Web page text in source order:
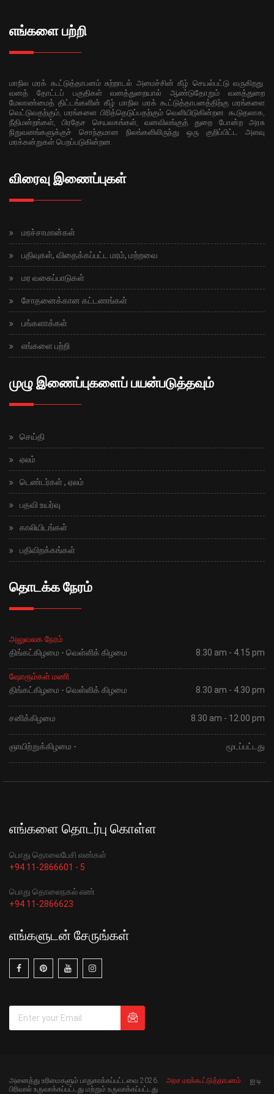
எங்களை பற்றி
மாநில மரக் கூட்டுத்தாபனம் சுற்றாடல் அமைச்சின் கீழ் செயல்பட்டு வருகிறது.
வனத் தோட்டப் பகுதிகள் வனத்துறையால் ஆண்டுதோறும் வனத்துறை
மேலாண்மைத் திட்டங்களின் கீழ் மாநில மரக் கூட்டுத்தாபனத்திற்கு மரங்களை
வெட்டுவதற்கும், மரங்களை பிரித்தெடுப்பதற்கும் வெளியிடுகின்றன. கூடுதலாக,
நீதிமன்றங்கள், பிரதேச செயலகங்கள், வனவிலங்குத் துறை போன்ற அரசு
நிறுவனங்களுக்குச் சொந்தமான நிலங்களிலிருந்து ஒரு குறிப்பிட்ட அளவு
மரக்கன்றுகள் பெறப்படுகின்றன.
விரைவு இணைப்புகள்
மரச்சாமான்கள்
பதிவுகள், விதைக்கப்பட்ட மரம், மற்றவை
மர வகைப்பாடுகள்
சோதனைக்கான கட்டணங்கள்
பங்களாக்கள்
எங்களை பற்றி
முழு இணைப்புகளைப் பயன்படுத்தவும்
செய்தி
ஏலம்
டெண்டர்கள் , ஏலம்
பதவி உயர்வு
காலியிடங்கள்
பதிவிறக்கங்கள்
தொடக்க நேரம்
அலுவலக நேரம்
திங்கட்கிழமை - வெள்ளிக் கிழமை
8.30 am - 4.15 pm
ஷோரூம்கள் மணி
திங்கட்கிழமை - வெள்ளிக் கிழமை
8.30 am - 4.30 pm
சனிக்கிழமை 8.30 am - 12.00 pm
ஞாயிற்றுக்கிழமை - மூடப்பட்டது
எங்களை தொடர்பு கொள்ள
பொது தொலைபேசி எண்கள்
+94 11-2866601 - 5
பொது தொலைநகல் எண்
+94 11-2866623
எங்களுடன் சேருங்கள்
அனைத்து உரிமைகளும் பாதுகாக்கப்பட்டவை 2026. அரச மரக்கூட்டுத்தாபனம். ஐ.டி
பிரிவால் உருவாக்கப்பட்டது மற்றும் உருவாக்கப்பட்டது